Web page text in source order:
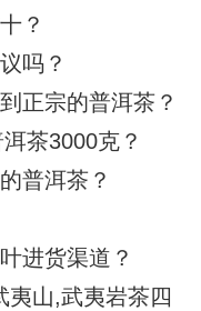
？
吗？
正宗的普洱茶？
茶3000克？
普洱茶？
进货渠道？
夷山,武夷岩茶四